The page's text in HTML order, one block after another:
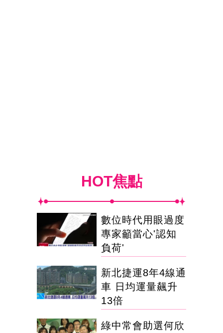
HOT焦點
數位時代用眼過度
專家籲當心'認知
負荷'
新北捷運8年4線通
車 日均運量飆升
13倍
綠中常會助選何欣